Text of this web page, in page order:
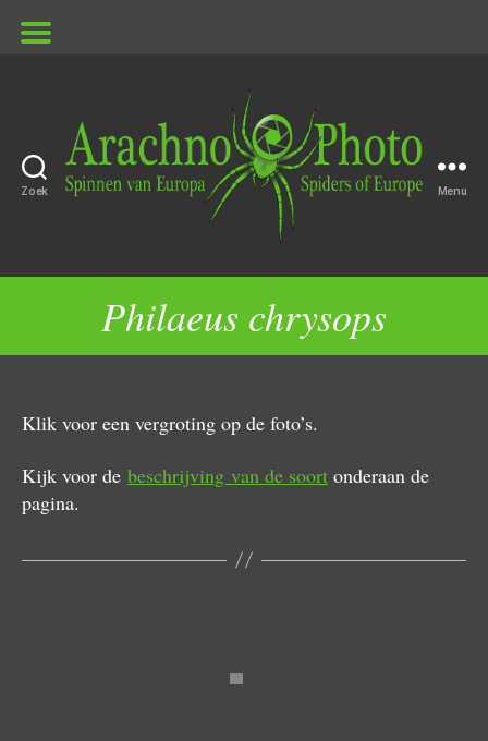
Zoek Menu
Philaeus chrysops
Klik voor een vergroting op de foto’s.
Kijk voor de beschrijving van de soort onderaan de
pagina.